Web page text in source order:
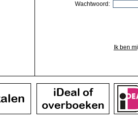
Wachtwoord:
Ik ben